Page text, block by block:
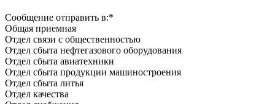
Сообщение отправить в:*
Общая приемная
Отдел связи с общественностью
Oтдел сбыта нефтегазового оборудования
Отдел сбыта авиатехники
Отдел сбыта продукции машиностроения
Отдел сбыта литья
Отдел качества